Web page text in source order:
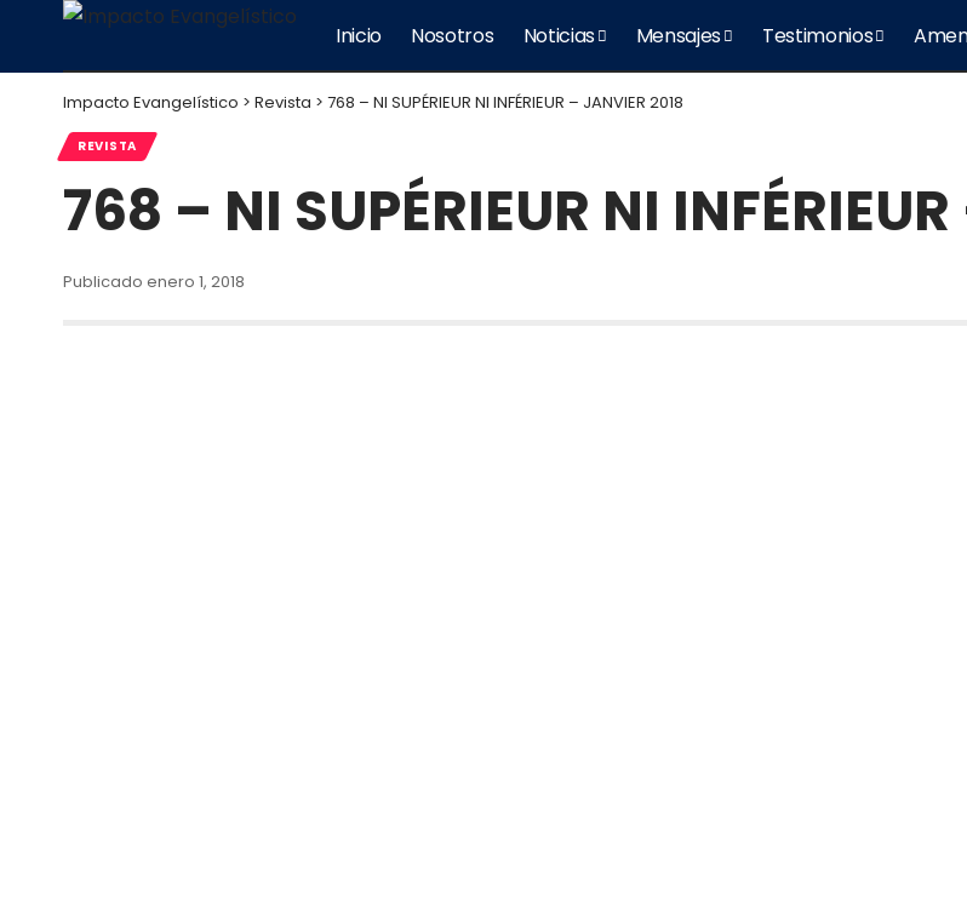
Inicio Nosotros Noticias Mensajes Testimonios
Impacto Evangelístico > Revista > 768 – NI SUPÉRIEUR NI INFÉRIEUR – JANVIER 2018
REVISTA
768 – NI SUPÉRIEUR NI
Publicado enero 1, 2018